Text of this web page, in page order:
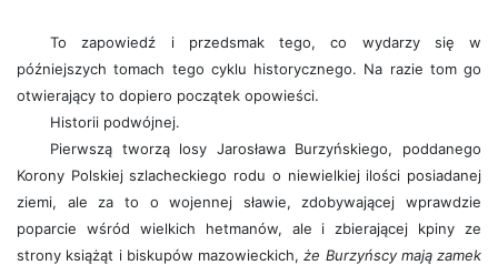
To zapowiedź i przedsmak tego, co wydarzy się w
późniejszych tomach tego cyklu historycznego. Na razie tom go
otwierający to dopiero początek opowieści.
Historii podwójnej.
Pierwszą tworzą losy Jarosława Burzyńskiego, poddanego
Korony Polskiej szlacheckiego rodu o niewielkiej ilości posiadanej
ziemi, ale za to o wojennej sławie, zdobywającej wprawdzie
poparcie wśród wielkich hetmanów, ale i zbierającej kpiny ze
strony książąt i biskupów mazowieckich,że Burzyńscy mają zamek